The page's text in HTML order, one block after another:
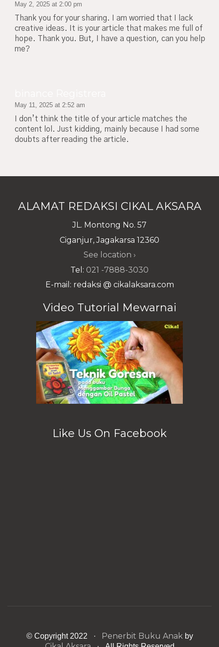
May 2, 2025 at 2:00 pm
Thank you for your sharing. I am worried that I lack
creative ideas. It is your article that makes me full of
hope. Thank you. But, I have a question, can you help
me?
May 11, 2025 at 2:52 am
I don’t think the title of your article matches the
content lol. Just kidding, mainly because I had some
doubts after reading the article.
ALAMAT REDAKSI CIKAL AKSARA
JL. Montong No. 57
Ciganjur, Jagakarsa 12360
See location ›
Tel: 021 -7888-3030
E-mail: redaksi @ cikalaksara.com
Video Tutorial Mewarnai
Like Us On Facebook
© Copyright 2022 · Penerbit Buku Anak by